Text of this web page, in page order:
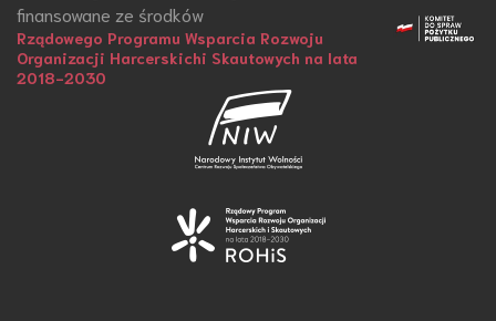
finansowane ze środków
Rządowego Programu Wsparcia Rozwoju
Organizacji Harcerskichi Skautowych na lata
2018-2030